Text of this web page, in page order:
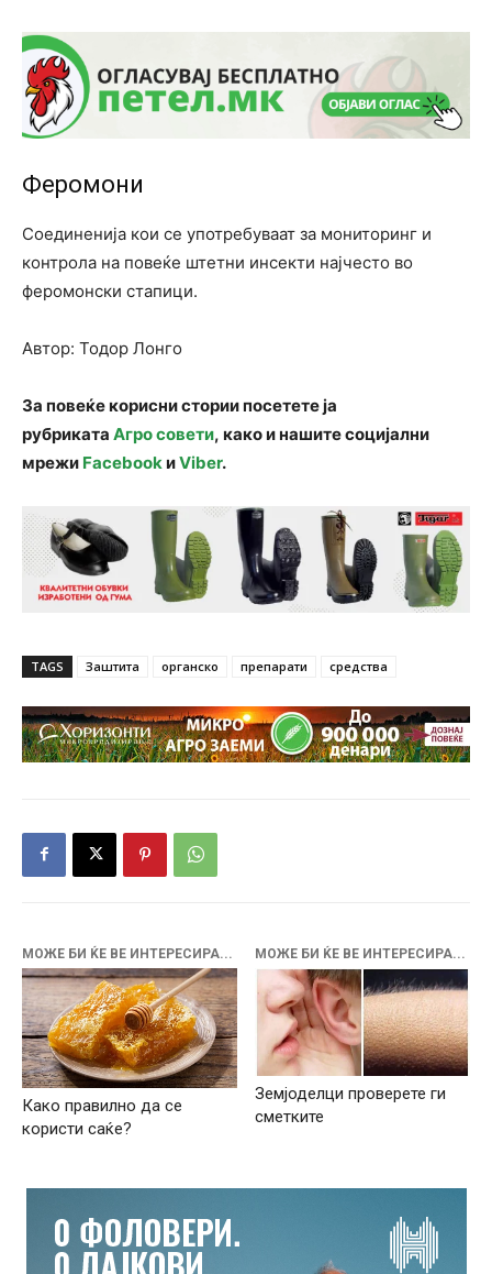
Феромони
Соединенија кои се употребуваат за мониторинг и
контрола на повеќе штетни инсекти најчесто во
феромонски стапици.
Автор: Тодор Лонго
За повеќе корисни стории посетете ја
рубриката Агро совети, како и нашите социјални
мрежи FacebookиViber.
TAGS Заштита органско препарати средства
МОЖЕ БИ ЌЕ ВЕ ИНТЕРЕСИРА...
Како правилно да се
користи саќе?
МОЖЕ БИ ЌЕ ВЕ ИНТЕРЕСИРА...
Земјоделци проверете ги
сметките